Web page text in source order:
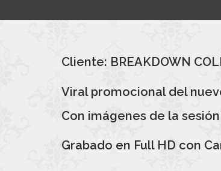
Cliente: BREAKDOWN
Viral promocional del
Con imágenes de la
Grabado en Full HD con